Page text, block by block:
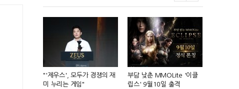
"'제우스', 모두가 경쟁의 재
미 누리는 게임"
부담 낮춘 MMOLite '이클
립스' 9월10일 출격